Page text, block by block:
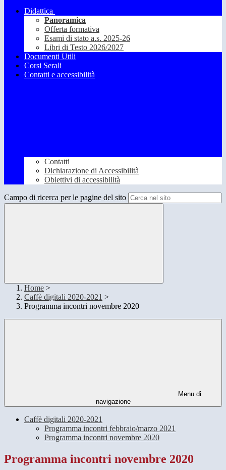
Didattica
Panoramica
Offerta formativa
Esami di stato a.s. 2025-26
Libri di Testo 2026/2027
Documenti Utili
Corsi Serali
Contatti e accessibilità
Contatti
Dichiarazione di Accessibilità
Obiettivi di accessibilità
Campo di ricerca per le pagine del sito
Home >
Caffè digitali 2020-2021 >
Programma incontri novembre 2020
Menu di
navigazione
Caffè digitali 2020-2021
Programma incontri febbraio/marzo 2021
Programma incontri novembre 2020
Programma incontri novembre 2020